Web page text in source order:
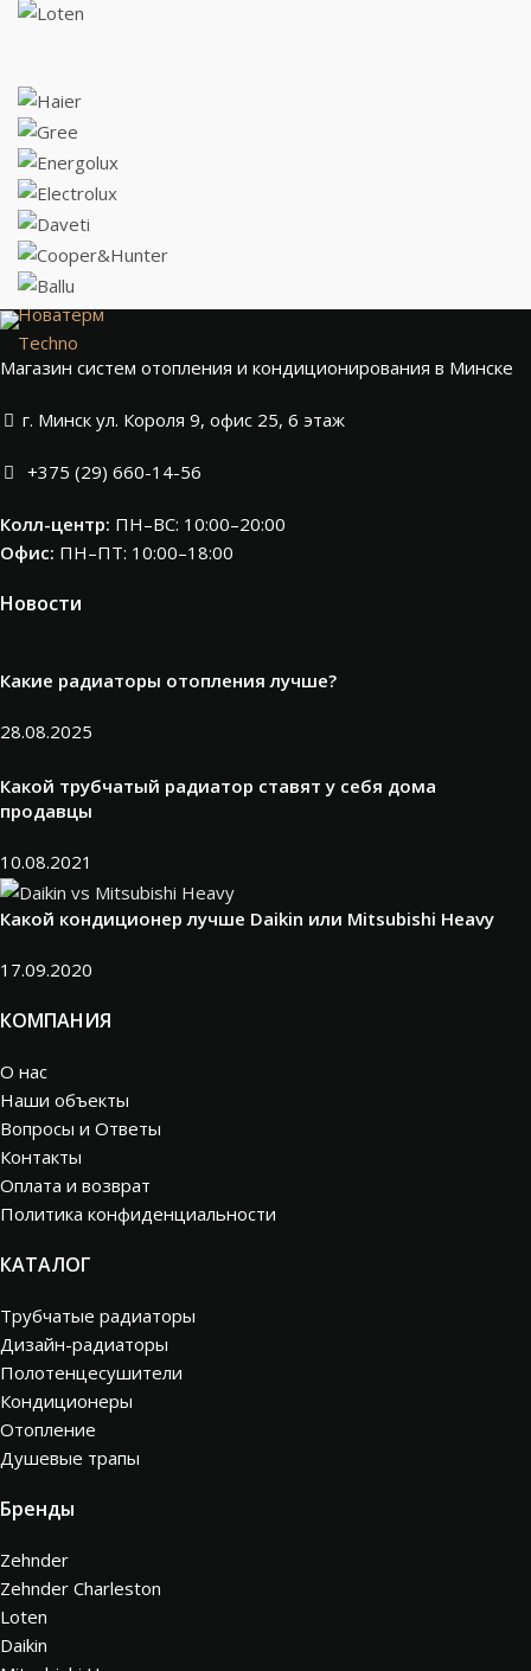
Новатерм
Techno
Магазин систем отопления и кондиционирования в Минске
г. Минск ул. Короля 9, офис 25, 6 этаж
+375 (29) 660-14-56
Колл-центр: ПН–ВС: 10:00–20:00​
Офис: ПН–ПТ: 10:00–18:00
Новости
Какие радиаторы отопления лучше?
28.08.2025
Какой трубчатый радиатор ставят у себя дома
продавцы
10.08.2021
Какой кондиционер лучше Daikin или Mitsubishi Heavy
17.09.2020
КОМПАНИЯ
О нас
Наши объекты
Вопросы и Ответы
Контакты
Оплата и возврат
Политика конфиденциальности
КАТАЛОГ
Трубчатые радиаторы
Дизайн-радиаторы
Полотенцесушители
Кондиционеры
Отопление
Душевые трапы
Бренды
Zehnder
Zehnder Charleston
Loten
Daikin